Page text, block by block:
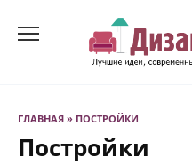
ГЛАВНАЯ » ПОСТРОЙКИ
Постройки